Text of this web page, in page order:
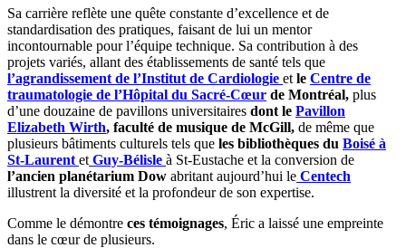
Sa carrière reflète une quête constante d’excellence et de
standardisation des pratiques, faisant de lui un mentor
incontournable pour l’équipe technique. Sa contribution à des
projets variés, allant des établissements de santé tels que
l’agrandissement de l’Institut de Cardiologie et le Centre de
traumatologie de l’Hôpital du Sacré-Cœur de Montréal, plus
d’une douzaine de pavillons universitaires dont le Pavillon
Elizabeth Wirth, faculté de musique de McGill, de même que
plusieurs bâtiments culturels tels que les bibliothèques du Boisé à
St-Laurent et Guy-Bélisle à St-Eustache et la conversion de
l’ancien planétarium Dow abritant aujourd’hui le Centech
illustrent la diversité et la profondeur de son expertise.
Comme le démontre ces témoignages, Éric a laissé une empreinte
dans le cœur de plusieurs.